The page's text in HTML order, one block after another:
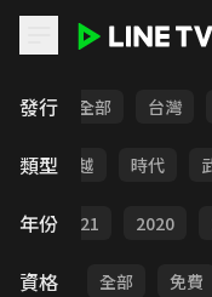
發行 全部 台灣
類型
俠 穿越 時代
年份 2021 2020
資格 全部 免費